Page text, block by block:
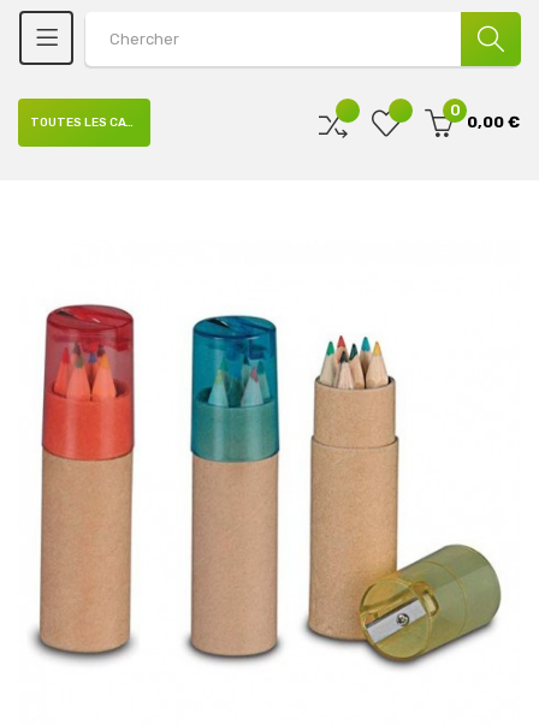
0
0,00 €
TOUTES LES CATÉGORIES